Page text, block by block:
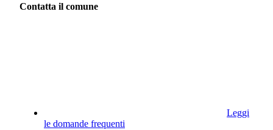
Contatta il comune
Leggi
le domande frequenti